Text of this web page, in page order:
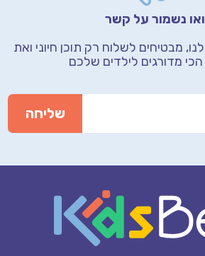
נשמור על קשר
מבטיחים לשלוח רק תוכן חיוני ואת
מדורגים לילדים שלכם